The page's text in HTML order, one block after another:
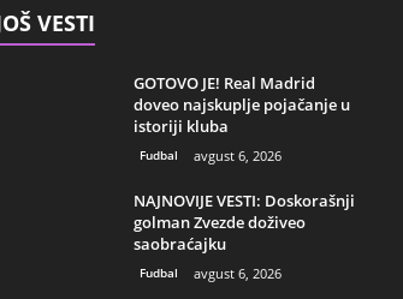
VESTI
GOTOVO JE! Real Madrid
doveo najskuplje pojačanje u
istoriji kluba
Fudbal avgust 6, 2026
NAJNOVIJE VESTI: Doskorašnji
golman Zvezde doživeo
saobraćajku
Fudbal avgust 6, 2026